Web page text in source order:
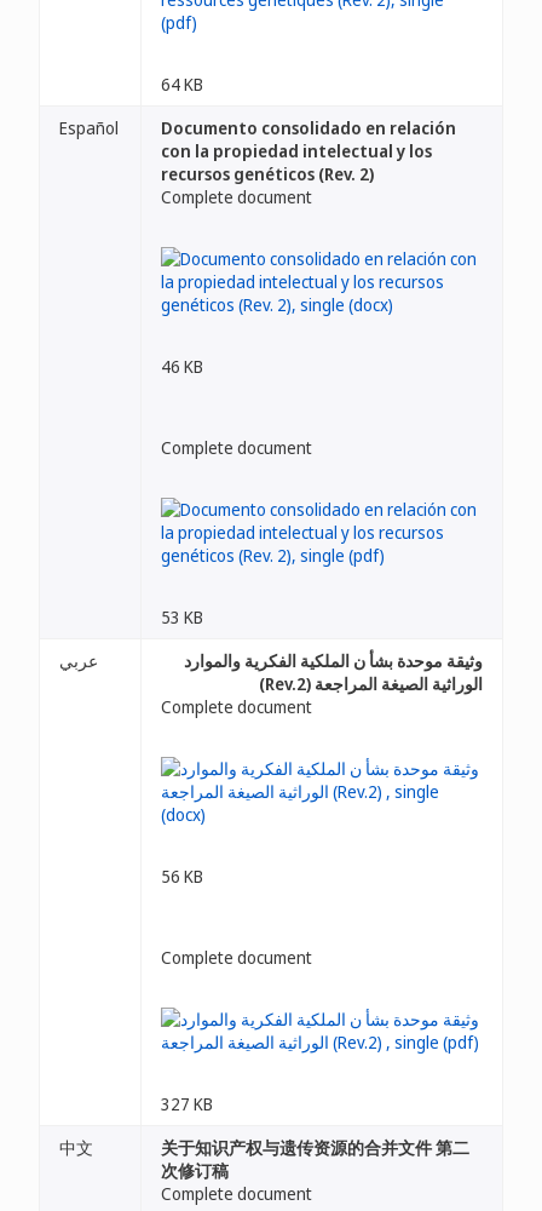
64 KB
Español
Documento consolidado en relación
con la propiedad intelectual y los
recursos genéticos (Rev. 2)
Complete document
46 KB
Complete document
53 KB
عربي
وثيقة موحدة بشأ ن الملكية الفكرية والموارد
الوراثية الصيغة المراجعة (Rev.2)
Complete document
56 KB
Complete document
327 KB
中文
关于知识产权与遗传资源的合并文件 第二
次修订稿
Complete document